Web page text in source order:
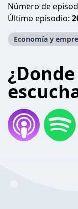
Número de
Último episodio:
Economía y